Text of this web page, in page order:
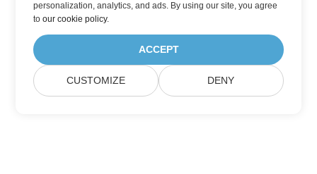
personalization, analytics, and ads. By using our site, you agree
toour cookie policy.
ACCEPT
CUSTOMIZE DENY